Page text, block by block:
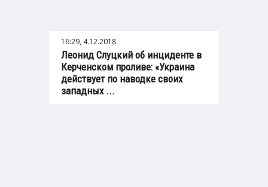
16:29, 4.12.2018
Леонид Слуцкий об инциденте в
Керченском проливе: «Украина
действует по наводке своих
западных ...